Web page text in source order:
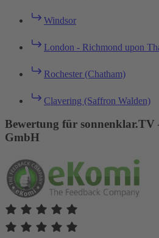
Windsor
London - Richmond upon
Rochester (Chatham)
Clavering (Saffron Walden)
Bewertung für
GmbH